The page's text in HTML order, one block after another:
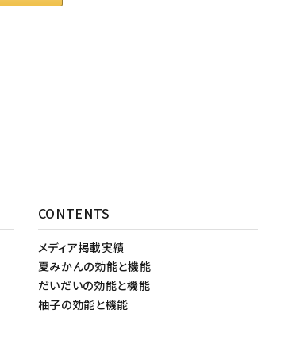
CONTENTS
メディア掲載実績
夏みかんの効能と機能
だいだいの効能と機能
柚子の効能と機能